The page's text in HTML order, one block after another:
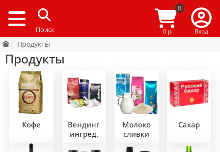
0
0 р Вход
Продукты
Продукты
Кофе
Вендинг
ингред.
Молоко
сливки
Сахар